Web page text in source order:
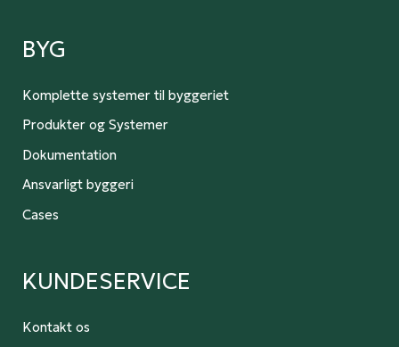
BYG
Komplette systemer til byggeriet
Produkter og Systemer
Dokumentation
Ansvarligt byggeri
Cases
KUNDESERVICE
Kontakt os